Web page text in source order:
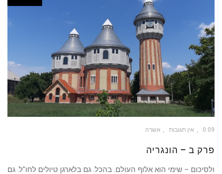
0:09 אין תגובות אשרה
פרק ב – הונגריה
ולסיכום – שימי הוא אלוף העולם. בהכל. גם בלארגן טיולים לחו"ל. גם